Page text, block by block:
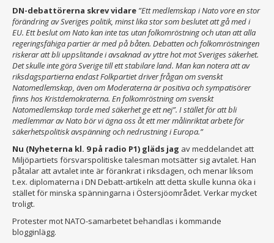
DN-debattörerna skrev vidare ”Ett medlemskap i Nato vore en stor
förändring av Sveriges politik, minst lika stor som beslutet att gå med i
EU. Ett beslut om Nato kan inte tas utan folkomröstning och utan att alla
regeringsfähiga partier är med på båten. Debatten och folkomröstningen
riskerar att bli uppslitande i avsaknad av yttre hot mot Sveriges säkerhet.
Det skulle inte göra Sverige till ett stabilare land. Man kan notera att av
riksdagspartierna endast Folkpartiet driver frågan om svenskt
Natomedlemskap, även om Moderaterna är positiva och sympatisörer
finns hos Kristdemokraterna. En folkomröstning om svenskt
Natomedlemskap torde med säkerhet ge ett nej”. I stället för att bli
medlemmar av Nato bör vi ägna oss åt ett mer målinriktat arbete för
säkerhetspolitisk avspänning och nedrustning i Europa.”
Nu (Nyheterna kl. 9 på radio P1) gläds jag av meddelandet att
Miljöpartiets försvarspolitiske talesman motsätter sig avtalet. Han
påtalar att avtalet inte är förankrat i riksdagen, och menar liksom
t.ex. diplomaterna i DN Debatt-artikeln att detta skulle kunna öka i
stället för minska spänningarna i Östersjöområdet. Verkar mycket
troligt.
Protester mot NATO-samarbetet behandlas i kommande
blogginlägg.